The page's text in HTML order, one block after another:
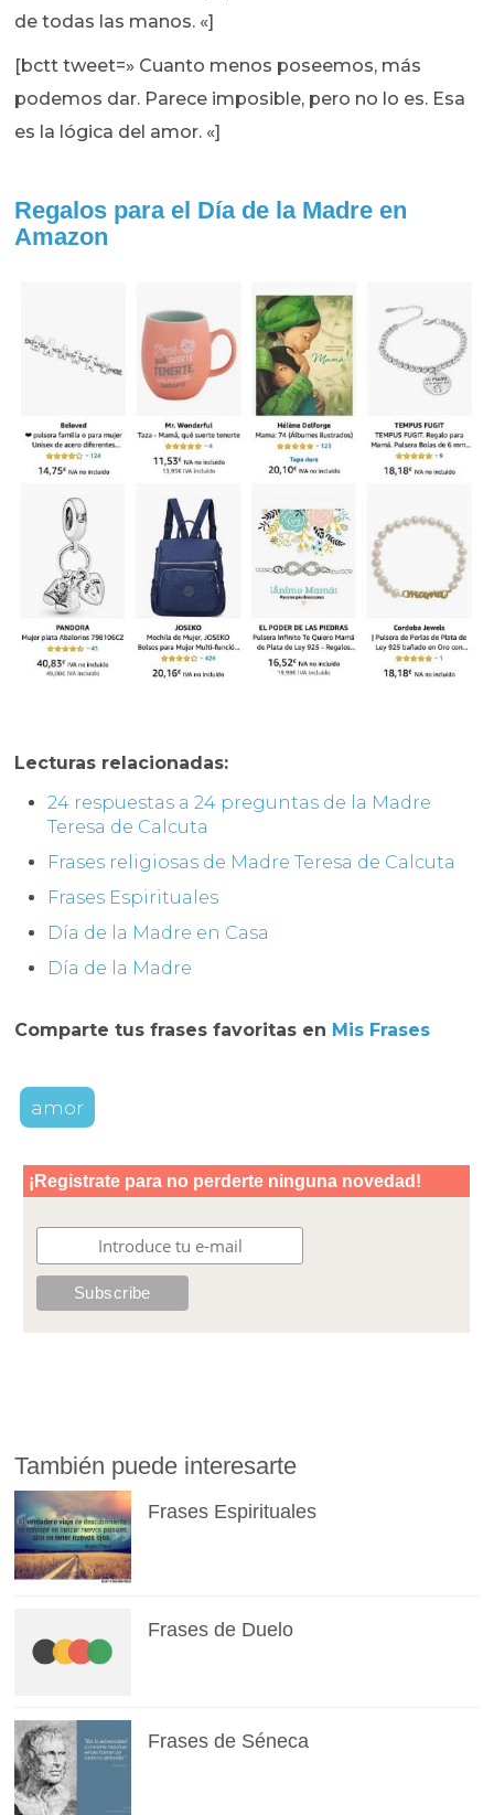
de todas las manos. «]
[bctt tweet=» Cuanto menos poseemos, más
podemos dar. Parece imposible, pero no lo es. Esa
es la lógica del amor. «]
Regalos para el Día de la Madre en
Amazon
Lecturas relacionadas:
24 respuestas a 24 preguntas de la Madre
Teresa de Calcuta
Frases religiosas de Madre Teresa de Calcuta
Frases Espirituales
Día de la Madre en Casa
Día de la Madre
Comparte tus frases favoritas en Mis Frases
amor
También puede interesarte
Frases Espirituales
Frases de Duelo
Frases de Séneca